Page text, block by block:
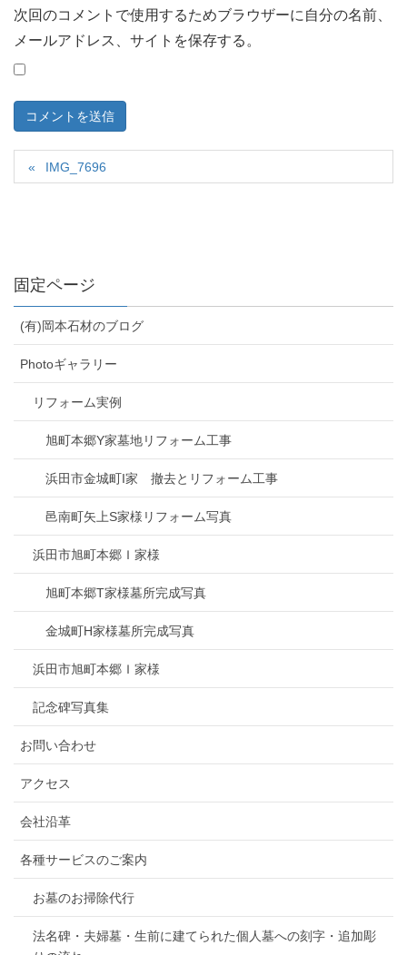
次回のコメントで使用するためブラウザーに自分の名前、
メールアドレス、サイトを保存する。
IMG_7696
固定ページ
(有)岡本石材のブログ
Photoギャラリー
リフォーム実例
旭町本郷Y家墓地リフォーム工事
浜田市金城町I家 撤去とリフォーム工事
邑南町矢上S家様リフォーム写真
浜田市旭町本郷Ｉ家様
旭町本郷T家様墓所完成写真
金城町H家様墓所完成写真
浜田市旭町本郷Ｉ家様
記念碑写真集
お問い合わせ
アクセス
会社沿革
各種サービスのご案内
お墓のお掃除代行
法名碑・夫婦墓・生前に建てられた個人墓への刻字・追加彫